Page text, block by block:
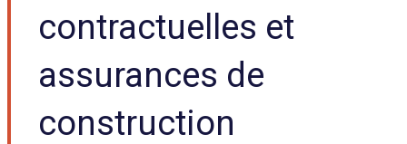
contractuelles et
assurances de
construction